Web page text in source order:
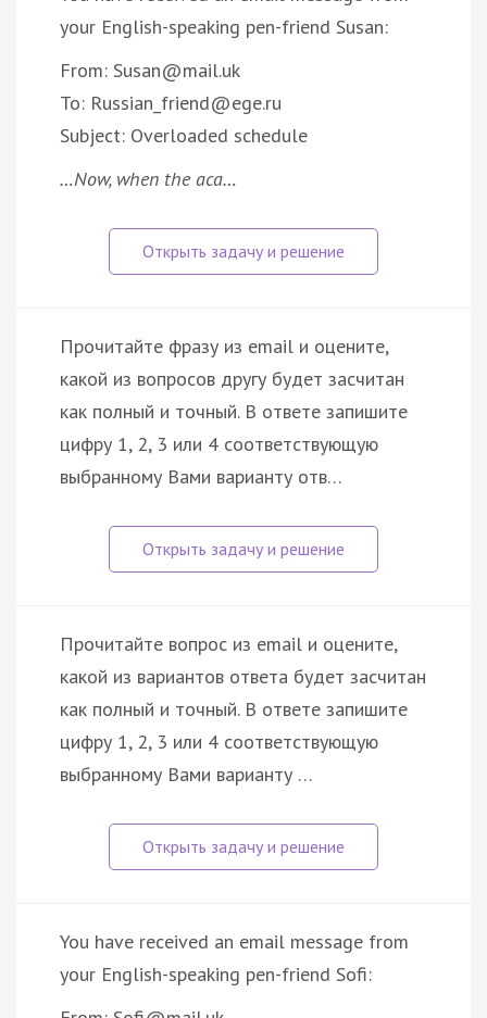
your English-speaking pen-friend Susan:
From: Susan@mail.uk
To: Russian_friend@ege.ru
Subject: Overloaded schedule
…Now, when the aca…
Прочитайте фразу из email и оцените,
какой из вопросов другу будет засчитан
как полный и точный. В ответе запишите
цифру 1, 2, 3 или 4 соответствующую
выбранному Вами варианту отв…
Прочитайте вопрос из email и оцените,
какой из вариантов ответа будет засчитан
как полный и точный. В ответе запишите
цифру 1, 2, 3 или 4 соответствующую
выбранному Вами варианту …
You have received an email message from
your English-speaking pen-friend Sofi: